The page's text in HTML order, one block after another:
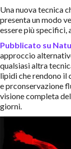
Una nuova tecnica
presenta un modo
essere più
Pubblicato su
approccio
qualsiasi altra
lipidi che rendono il
eprconservazione
visione completa
giorni.